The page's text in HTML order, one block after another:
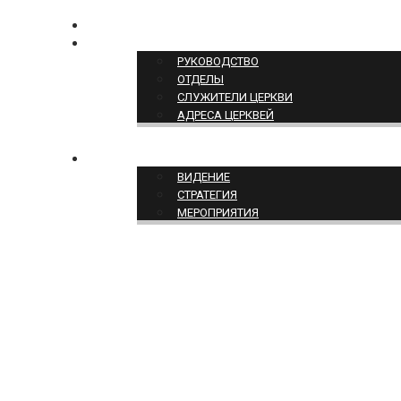
РУКОВОДСТВО
ОТДЕЛЫ
СЛУЖИТЕЛИ ЦЕРКВИ
АДРЕСА ЦЕРКВЕЙ
ВИДЕНИЕ
СТРАТЕГИЯ
МЕРОПРИЯТИЯ